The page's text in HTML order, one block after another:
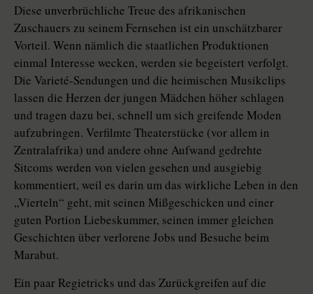
Diese unverbrüchliche Treue des afrikanischen
Zuschauers zu seinem Fernsehen ist ein unschätzbarer
Vorteil. Wenn nämlich die staatlichen Produktionen
einmal Interesse wecken, werden sie begeistert verfolgt.
Die Varieté-Sendungen und die heimischen Musikclips
lassen die Herzen der jungen Mädchen höher schlagen
und tragen dazu bei, schnell um sich greifende Moden
aufzubringen. Verfilmte Theaterstücke (vor allem in
Zentralafrika) und andere ohne Aufwand gedrehte
Sitcoms werden von vielen gesehen und ausgiebig
kommentiert, weil es darin um das wirkliche Leben in den
„Vierteln“ geht, mit seinen Mißgeschicken und einer
guten Portion Liebeskummer, seinen immer gleichen
Geschichten über verlorene Jobs und Besuche beim
Marabut.
Ein paar Regietricks und das Zurückgreifen auf die